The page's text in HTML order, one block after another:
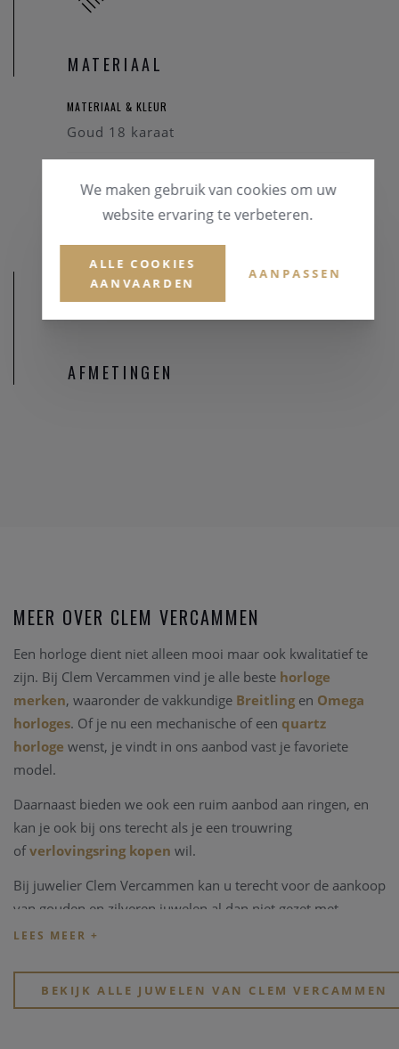
MATERIAAL
MATERIAAL & KLEUR
Goud 18 karaat
Briljant
AFMETINGEN
MEER OVER CLEM VERCAMMEN
Een horloge dient niet alleen mooi maar ook kwalitatief te
zijn. Bij Clem Vercammen vind je alle beste horloge
merken, waaronder de vakkundige Breitling en Omega
horloges. Of je nu een mechanische of een quartz
horloge wenst, je vindt in ons aanbod vast je favoriete
model.
Daarnaast bieden we ook een ruim aanbod aan ringen, en
kan je ook bij ons terecht als je een trouwring
ofverlovingsring kopen wil.
Bij juwelier Clem Vercammen kan u terecht voor de aankoop
van gouden en zilveren juwelen al dan niet gezet met
edelstenen, kleurstenen of in combinaties met parels.
onze physieke winkel in hartje Heist-op-den-Berg.
BEKIJK ALLE JUWELEN VAN CLEM VERCAMMEN
We maken gebruik van cookies om uw
website ervaring te verbeteren.
ALLE COOKIES
AANVAARDEN
AANPASSEN